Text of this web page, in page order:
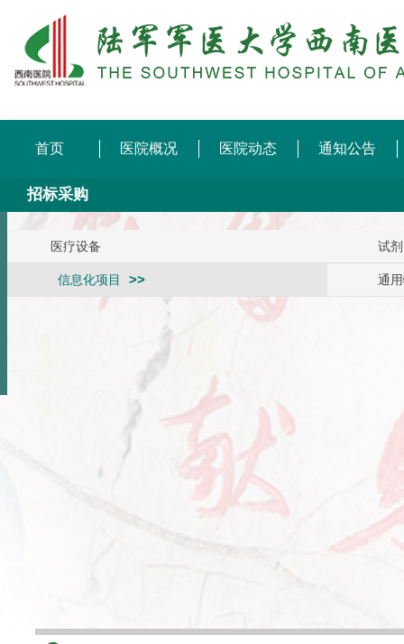
首页 医院概况 医院动态 通知公告
招标采购
医疗设备 试剂
信息化项目 通